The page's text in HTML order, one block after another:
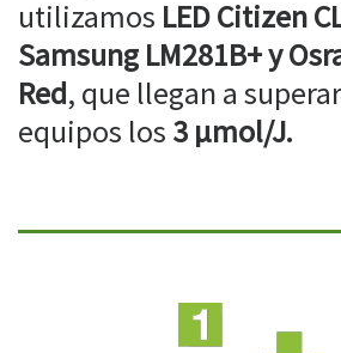
utilizamos LED Citizen
Samsung LM281B+ y
Red, que llegan a
equipos los 3 µmol/J.